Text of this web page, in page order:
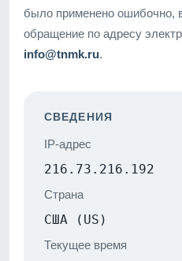
было применено ошибочно,
обращение по адресу
info@tnmk.ru.
СВЕДЕНИЯ
IP-адрес
216.73.216.192
Страна
США (US)
Текущее время